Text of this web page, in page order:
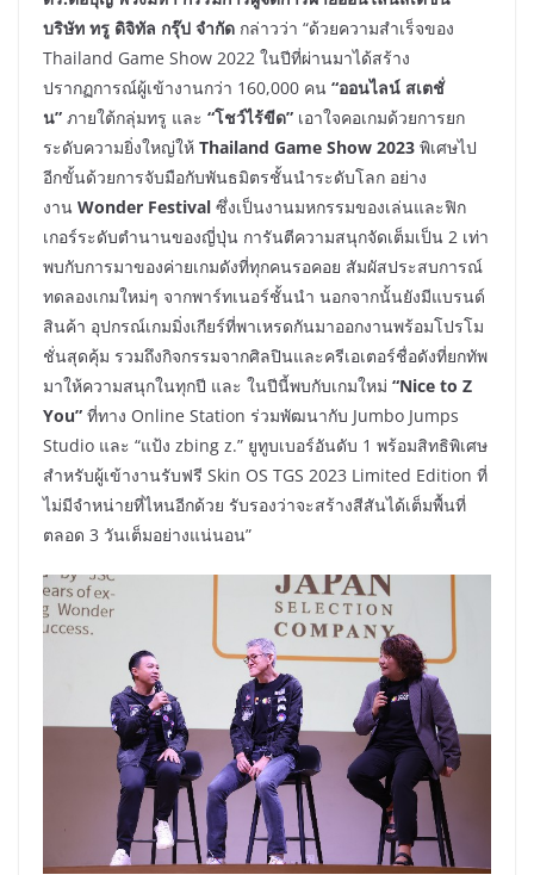
บริษัท ทรู ดิจิทัล กรุ๊ป จำกัด กล่าวว่า “ด้วยความสำเร็จของ
Thailand Game Show 2022 ในปีที่ผ่านมาได้สร้าง
ปรากฏการณ์ผู้เข้างานกว่า 160,000 คน “ออนไลน์ สเตชั่
น” ภายใต้กลุ่มทรู และ “โชว์ไร้ขีด” เอาใจคอเกมด้วยการยก
ระดับความยิ่งใหญ่ให้ Thailand Game Show 2023 พิเศษไป
อีกขั้นด้วยการจับมือกับพันธมิตรชั้นนำระดับโลก อย่าง
งาน Wonder Festival ซึ่งเป็นงานมหกรรมของเล่นและฟิก
เกอร์ระดับตำนานของญี่ปุ่น การันตีความสนุกจัดเต็มเป็น 2 เท่า
พบกับการมาของค่ายเกมดังที่ทุกคนรอคอย สัมผัสประสบการณ์
ทดลองเกมใหม่ๆ จากพาร์ทเนอร์ชั้นนำ นอกจากนั้นยังมีแบรนด์
สินค้า อุปกรณ์เกมมิ่งเกียร์ที่พาเหรดกันมาออกงานพร้อมโปรโม
ชั่นสุดคุ้ม รวมถึงกิจกรรมจากศิลปินและครีเอเตอร์ชื่อดังที่ยกทัพ
มาให้ความสนุกในทุกปี และ ในปีนี้พบกับเกมใหม่ “Nice to Z
You” ที่ทาง Online Station ร่วมพัฒนากับ Jumbo Jumps
Studio และ “แป้ง zbing z.” ยูทูบเบอร์อันดับ 1 พร้อมสิทธิพิเศษ
สำหรับผู้เข้างานรับฟรี Skin OS TGS 2023 Limited Edition ที่
ไม่มีจำหน่ายที่ไหนอีกด้วย รับรองว่าจะสร้างสีสันได้เต็มพื้นที่
ตลอด 3 วันเต็มอย่างแน่นอน”